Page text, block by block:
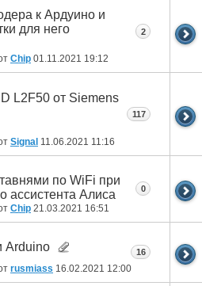
к Ардуино и
для него
Chip 01.11.2021 19:12
2
L2F50 от Siemens
Signal 11.06.2021 11:16
117
по WiFi при
ассистента Алиса
Chip 21.03.2021 16:51
0
Arduino
rusmiass 16.02.2021 12:00
16